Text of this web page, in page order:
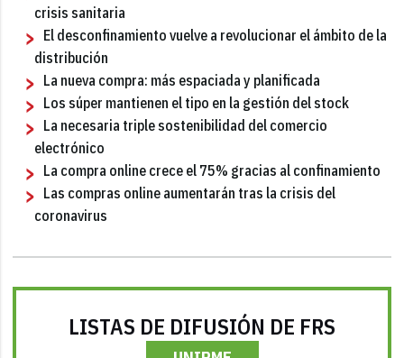
crisis sanitaria
El desconfinamiento vuelve a revolucionar el ámbito de la
distribución
La nueva compra: más espaciada y planificada
Los súper mantienen el tipo en la gestión del stock
La necesaria triple sostenibilidad del comercio
electrónico
La compra online crece el 75% gracias al confinamiento
Las compras online aumentarán tras la crisis del
coronavirus
LISTAS DE DIFUSIÓN DE FRS